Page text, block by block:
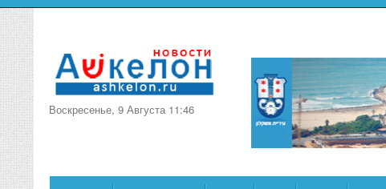
Воскресенье, 9 Августа 11:46